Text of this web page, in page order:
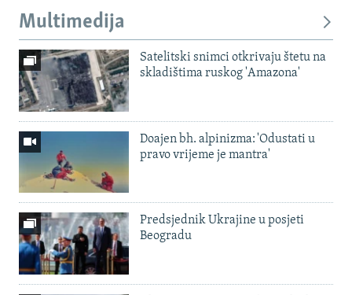
Multimedija
Satelitski snimci otkrivaju štetu na
skladištima ruskog 'Amazona'
Doajen bh. alpinizma: 'Odustati u
pravo vrijeme je mantra'
Predsjednik Ukrajine u posjeti
Beogradu